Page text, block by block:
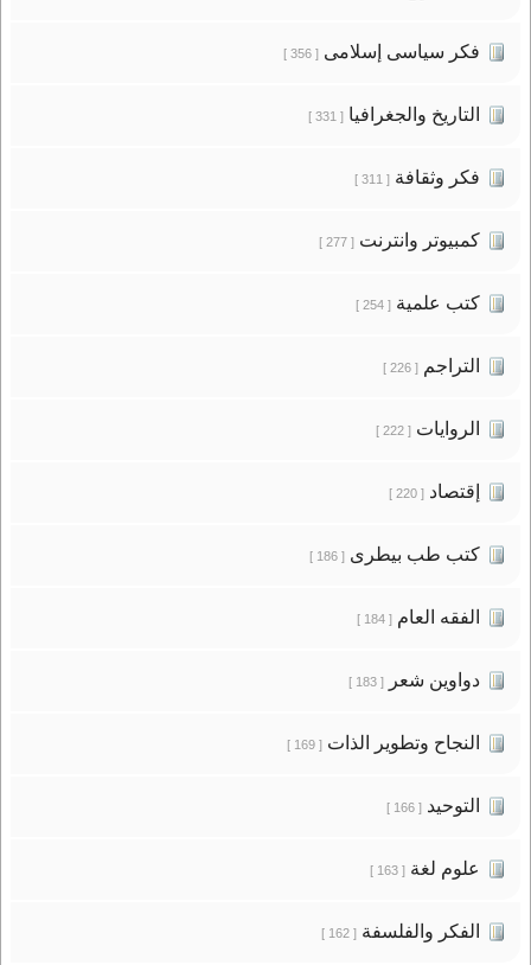
فكر سياسى إسلامى[ 356 ]
التاريخ والجغرافيا[ 331 ]
فكر وثقافة[ 311 ]
كمبيوتر وانترنت[ 277 ]
كتب علمية[ 254 ]
التراجم[ 226 ]
الروايات[ 222 ]
إقتصاد[ 220 ]
كتب طب بيطرى[ 186 ]
الفقه العام[ 184 ]
دواوين شعر[ 183 ]
النجاح وتطوير الذات[ 169 ]
التوحيد[ 166 ]
علوم لغة[ 163 ]
الفكر والفلسفة[ 162 ]